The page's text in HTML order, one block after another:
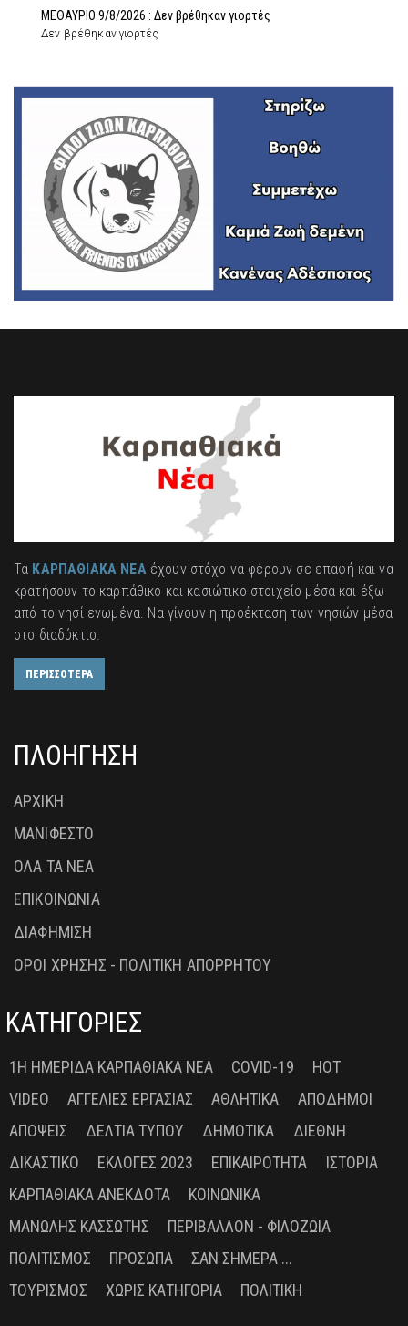
ΜΕΘΑΥΡΙΟ 9/8/2026 : Δεν βρέθηκαν γιορτές
Δεν βρέθηκαν γιορτές
Τα ΚΑΡΠΑΘΙΑΚΑ ΝΕΑέχουν στόχο να φέρουν σε επαφή και να
κρατήσουν το καρπάθικο και κασιώτικο στοιχείο μέσα και έξω
από το νησί ενωμένα. Να γίνουν η προέκταση των νησιών μέσα
στο διαδύκτιο.
ΠΕΡΙΣΣΟΤΕΡΑ
ΠΛΟΗΓΗΣΗ
ΑΡΧΙΚΗ
ΜΑΝΙΦΕΣΤΟ
ΟΛΑ ΤΑ ΝΕΑ
ΕΠΙΚΟΙΝΩΝΙΑ
ΔΙΑΦΗΜΙΣΗ
ΟΡΟΙ ΧΡΗΣΗΣ - ΠΟΛΙΤΙΚΗ ΑΠΟΡΡΗΤΟΥ
ΚΑΤΗΓΟΡΙΕΣ
1Η ΗΜΕΡΊΔΑ ΚΑΡΠΑΘΙΑΚΆ ΝΈΑ COVID-19
HOT
VIDEO
ΑΓΓΕΛΊΕΣ ΕΡΓΑΣΊΑΣ ΑΘΛΗΤΙΚΆ
ΑΠΌΔΗΜΟΙ
ΑΠΌΨΕΙΣ
ΔΕΛΤΊΑ ΤΎΠΟΥ ΔΗΜΟΤΙΚΆ
ΔΙΕΘΝΉ
ΔΙΚΑΣΤΙΚΌ
ΕΚΛΟΓΈΣ 2023 ΕΠΙΚΑΙΡΌΤΗΤΑ
ΙΣΤΟΡΊΑ
ΚΑΡΠΑΘΙΑΚΆ ΑΝΈΚΔΟΤΑ
ΚΟΙΝΩΝΙΚΆ
ΜΑΝΏΛΗΣ ΚΑΣΣΏΤΗΣ
ΠΕΡΙΒΆΛΛΟΝ - ΦΙΛΟΖΩΊΑ
ΠΟΛΙΤΙΣΜΌΣ
ΠΡΌΣΩΠΑ
ΣΑΝ ΣΉΜΕΡΑ ...
ΤΟΥΡΙΣΜΌΣ
ΧΩΡΊΣ ΚΑΤΗΓΟΡΊΑ ΠΟΛΙΤΙΚΉ